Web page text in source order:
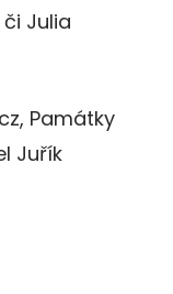
Julia
Památky
Juřík